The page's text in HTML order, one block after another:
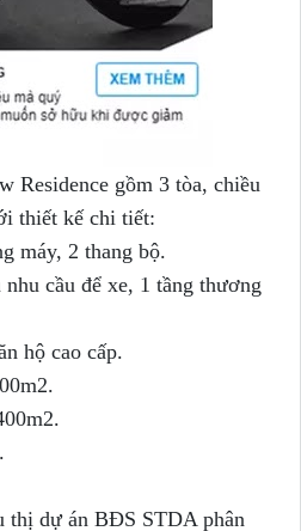
Residence gồm 3 tòa, chiều
thiết kế chi tiết:
máy, 2 thang bộ.
cầu để xe, 1 tầng thương
hộ cao cấp.
thị dự án BĐS STDA phân